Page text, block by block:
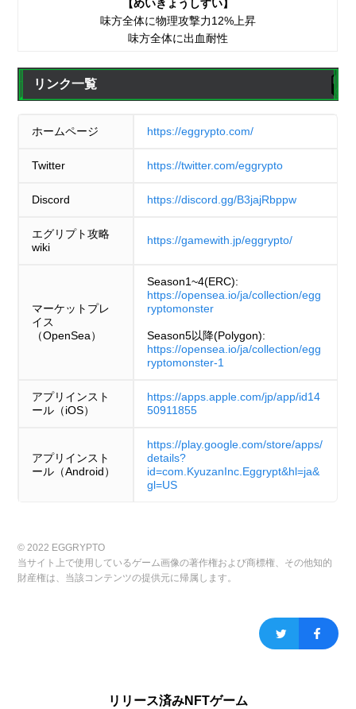
【めいきょうしすい】
味方全体に物理攻撃力12%上昇
味方全体に出血耐性
リンク一覧
ホームページ https://eggrypto.com/
Twitter https://twitter.com/eggrypto
Discord https://discord.gg/B3jajRbppw
エグリプト攻略
wiki
https://gamewith.jp/eggrypto/
マーケットプレ
イス
（OpenSea）
Season1~4(ERC):
https://opensea.io/ja/collection/egg
ryptomonster
Season5以降(Polygon):
https://opensea.io/ja/collection/egg
ryptomonster-1
アプリインスト
ール（iOS）
https://apps.apple.com/jp/app/id14
50911855
アプリインスト
ール（Android）
https://play.google.com/store/apps/
details?
id=com.KyuzanInc.Eggrypt&hl=ja&
gl=US
© 2022 EGGRYPTO
当サイト上で使用しているゲーム画像の著作権および商標権、その他知的
財産権は、当該コンテンツの提供元に帰属します。
リリース済みNFTゲーム